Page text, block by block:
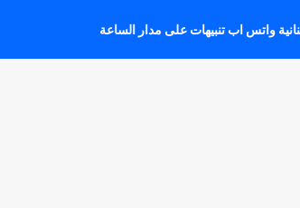
واتس اب تنبيهات على مدار الساعة